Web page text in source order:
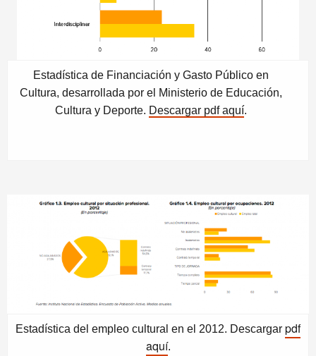
Estadística de Financiación y Gasto Público en
Cultura, desarrollada por el Ministerio de Educación,
Cultura y Deporte. Descargar pdf aquí.
Estadística del empleo cultural en el 2012. Descargar pdf
aquí.